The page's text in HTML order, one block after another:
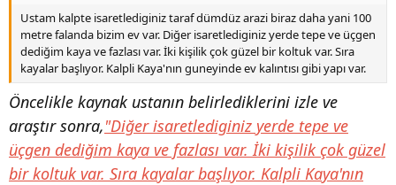
Ustam kalpte isaretlediginiz taraf dümdüz arazi biraz daha yani 100
metre falanda bizim ev var. Diğer isaretlediginiz yerde tepe ve üçgen
dediğim kaya ve fazlası var. İki kişilik çok güzel bir koltuk var. Sıra
kayalar başlıyor. Kalpli Kaya'nın guneyinde ev kalıntısı gibi yapı var.
Öncelikle kaynak ustanın belirlediklerini izle ve
araştır sonra,"Diğer isaretlediginiz yerde tepe ve
üçgen dediğim kaya ve fazlası var. İki kişilik çok güzel
bir koltuk var. Sıra kayalar başlıyor. Kalpli Kaya'nın